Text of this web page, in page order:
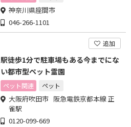
神奈川県座間市
046-266-1101
追加
駅徒歩1分で駐車場もある今までにな
い都市型ペット霊園
ペット関連 ペット
大阪府吹田市 阪急電鉄京都本線 正
雀駅
0120-099-669